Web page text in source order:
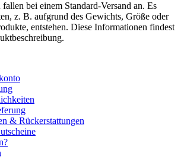
bei einem Standard-Versand an. Es
z. B. aufgrund des Gewichts, Größe oder
entstehen. Diese Informationen findest
& Rückerstattungen